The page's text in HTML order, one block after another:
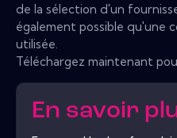
de la sélection d'un
également possible qu'une
utilisée.
Téléchargez maintenant
En savoir